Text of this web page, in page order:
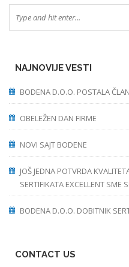
NAJNOVIJE VESTI
BODENA D.O.O. POSTALA
OBELEŽEN DAN FIRME
NOVI SAJT BODENE
JOŠ JEDNA POTVRDA
SERTIFIKATA EXCELLENT SME
BODENA D.O.O. DOBITNIK
CONTACT US